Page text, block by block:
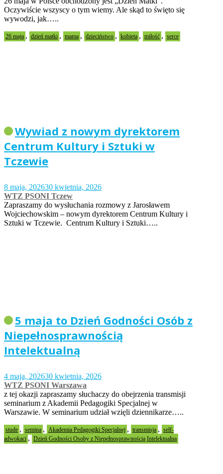
Oczywiście wszyscy o tym wiemy. Ale skąd to święto się
wywodzi, jak…..
26 maja , dzień matki , mama , dzieciństwo , kobieta , miłość , serce
Wywiad z nowym dyrektorem
Centrum Kultury i Sztuki w
Tczewie
8 maja, 202630 kwietnia, 2026
WTZ PSONI Tczew
Zapraszamy do wysłuchania rozmowy z Jarosławem
Wojciechowskim – nowym dyrektorem Centrum Kultury i
Sztuki w Tczewie. Centrum Kultury i Sztuki…..
5 maja to Dzień Godności Osób z
Niepełnosprawnością
Intelektualną
4 maja, 202630 kwietnia, 2026
WTZ PSONI Warszawa
z tej okazji zapraszamy słuchaczy do obejrzenia transmisji
seminarium z Akademii Pedagogiki Specjalnej w
Warszawie. W seminarium udział wzięli dziennikarze…..
stude , semina , Akademia Pedagogiki Specjalnej , transmisja , self-
adwokaci , Dzień Godności Osoby z Niepełnosprawnością Intelektualną